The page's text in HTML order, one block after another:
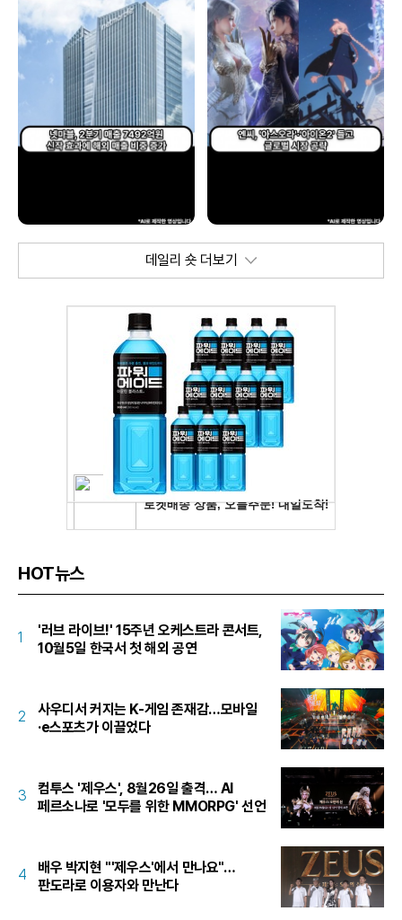
데일리 숏 더보기
HOT뉴스
1
'러브 라이브!' 15주년 오케스트라 콘서트,
10월5일 한국서 첫 해외 공연
2
사우디서 커지는 K-게임 존재감…모바일
·e스포츠가 이끌었다
3
컴투스 '제우스', 8월26일 출격… AI
페르소나로 '모두를 위한 MMORPG' 선언
4
배우 박지현 "'제우스'에서 만나요"…
판도라로 이용자와 만난다